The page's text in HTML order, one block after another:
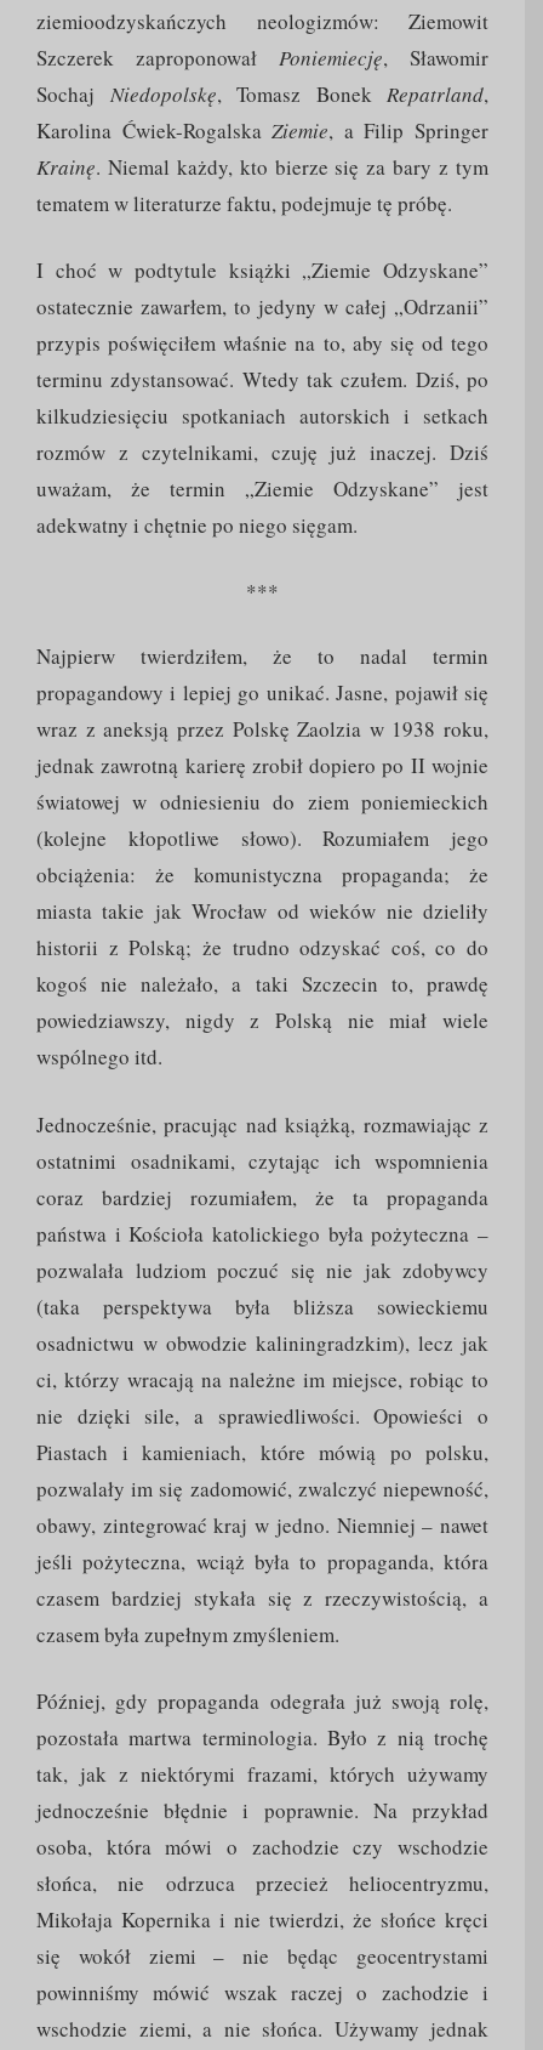
ziemioodzyskańczych neologizmów: Ziemowit
Szczerek zaproponował Poniemiecję, Sławomir
Sochaj Niedopolskę, Tomasz Bonek Repatrland,
Karolina Ćwiek-RogalskaZiemie, a Filip Springer
Krainę. Niemal każdy, kto bierze się za bary z tym
tematem w literaturze faktu, podejmuje tę próbę.
I choć w podtytule książki „Ziemie Odzyskane”
ostatecznie zawarłem, to jedyny w całej „Odrzanii”
przypis poświęciłem właśnie na to, aby się od tego
terminu zdystansować. Wtedy tak czułem. Dziś, po
kilkudziesięciu spotkaniach autorskich i setkach
rozmów z czytelnikami, czuję już inaczej. Dziś
uważam, że termin „Ziemie Odzyskane” jest
adekwatny i chętnie po niego sięgam.
***
Najpierw twierdziłem, że to nadal termin
propagandowy i lepiej go unikać. Jasne, pojawił się
wraz z aneksją przez Polskę Zaolzia w 1938 roku,
jednak zawrotną karierę zrobił dopiero po II wojnie
światowej w odniesieniu do ziem poniemieckich
(kolejne kłopotliwe słowo). Rozumiałem jego
obciążenia: że komunistyczna propaganda; że
miasta takie jak Wrocław od wieków nie dzieliły
historii z Polską; że trudno odzyskać coś, co do
kogoś nie należało, a taki Szczecin to, prawdę
powiedziawszy, nigdy z Polską nie miał wiele
wspólnego itd.
Jednocześnie, pracując nad książką, rozmawiając z
ostatnimi osadnikami, czytając ich wspomnienia
coraz bardziej rozumiałem, że ta propaganda
państwa i Kościoła katolickiego była pożyteczna –
pozwalała ludziom poczuć się nie jak zdobywcy
(taka perspektywa była bliższa sowieckiemu
osadnictwu w obwodzie kaliningradzkim), lecz jak
ci, którzy wracają na należne im miejsce, robiąc to
nie dzięki sile, a sprawiedliwości. Opowieści o
Piastach i kamieniach, które mówią po polsku,
pozwalały im się zadomowić, zwalczyć niepewność,
obawy, zintegrować kraj w jedno. Niemniej – nawet
jeśli pożyteczna, wciąż była to propaganda, która
czasem bardziej stykała się z rzeczywistością, a
czasem była zupełnym zmyśleniem.
Później, gdy propaganda odegrała już swoją rolę,
pozostała martwa terminologia. Było z nią trochę
tak, jak z niektórymi frazami, których używamy
jednocześnie błędnie i poprawnie. Na przykład
osoba, która mówi o zachodzie czy wschodzie
słońca, nie odrzuca przecież heliocentryzmu,
Mikołaja Kopernika i nie twierdzi, że słońce kręci
się wokół ziemi – nie będąc geocentrystami
powinniśmy mówić wszak raczej o zachodzie i
wschodzie ziemi, a nie słońca. Używamy jednak